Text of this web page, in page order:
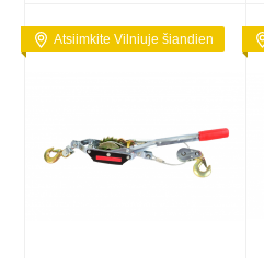
Atsiimkite Vilniuje šiandien